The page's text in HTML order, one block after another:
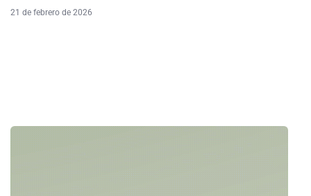
21 de febrero de 2026